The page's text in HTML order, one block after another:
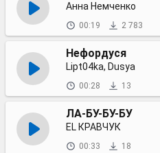
Анна Немченко
00:19 2 783
Нефордуся
Lipt04ka, Dusya
00:28 13
ЛА-БУ-БУ-БУ
EL КРАВЧУК
00:33 18